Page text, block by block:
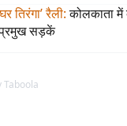
तिरंगा’ रैली: कोलकाता
प्रमुख सड़कें
Taboola